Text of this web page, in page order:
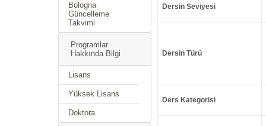
Bologna
Güncelleme
Takvimi
Programlar
Hakkında Bilgi
Lisans
Yüksek Lisans
Doktora
Dersin Seviyesi
Dersin Türü
Ders Kategorisi